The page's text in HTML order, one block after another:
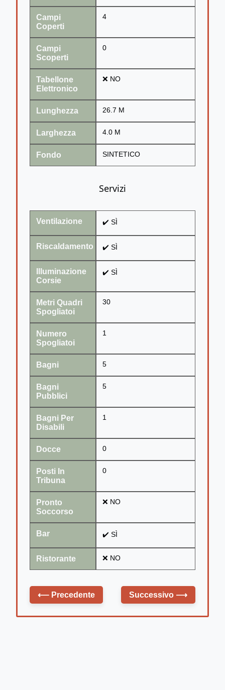
Campi
Coperti
4
Campi
Scoperti
0
Tabellone
Elettronico
❌ NO
Lunghezza 26.7 M
Larghezza 4.0 M
Fondo SINTETICO
Servizi
Ventilazione ✔️ SÌ
Riscaldamento ✔️ SÌ
Illuminazione
Corsie
✔️ SÌ
Metri Quadri
Spogliatoi
30
Numero
Spogliatoi
1
Bagni 5
Bagni
Pubblici
5
Bagni Per
Disabili
1
Docce 0
Posti In
Tribuna
0
Pronto
Soccorso
❌ NO
Bar ✔️ SÌ
Ristorante ❌ NO
⟵ Precedente Successivo ⟶